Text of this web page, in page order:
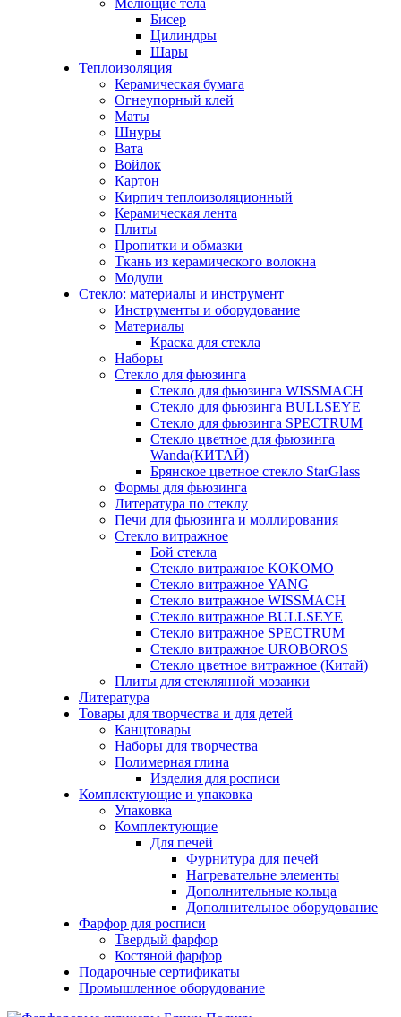
Мелющие тела
Бисер
Цилиндры
Шары
Теплоизоляция
Керамическая бумага
Огнеупорный клей
Маты
Шнуры
Вата
Войлок
Картон
Кирпич теплоизоляционный
Керамическая лента
Плиты
Пропитки и обмазки
Ткань из керамического волокна
Модули
Стекло: материалы и инструмент
Инструменты и оборудование
Материалы
Краска для стекла
Наборы
Стекло для фьюзинга
Стекло для фьюзинга WISSMACH
Стекло для фьюзинга BULLSEYE
Стекло для фьюзинга SPECTRUM
Стекло цветное для фьюзинга
Wanda(КИТАЙ)
Брянское цветное стекло StarGlass
Формы для фьюзинга
Литература по стеклу
Печи для фьюзинга и моллирования
Стекло витражное
Бой стекла
Стекло витражное KOKOMO
Стекло витражное YANG
Стекло витражное WISSMACH
Стекло витражное BULLSEYE
Стекло витражное SPECTRUM
Стекло витражное UROBOROS
Стекло цветное витражное (Китай)
Плиты для стеклянной мозаики
Литература
Товары для творчества и для детей
Канцтовары
Наборы для творчества
Полимерная глина
Изделия для росписи
Комплектующие и упаковка
Упаковка
Комплектующие
Для печей
Фурнитура для печей
Нагревательне элементы
Дополнительные кольца
Дополнительное оборудование
Фарфор для росписи
Твердый фарфор
Костяной фарфор
Подарочные сертификаты
Промышленное оборудование